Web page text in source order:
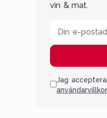
vin & mat.
Din e-
Jag
användarvillkor